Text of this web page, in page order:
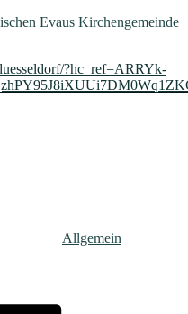
Evaus Kirchengemeinde
?hc_ref=ARRYk-
Allgemein